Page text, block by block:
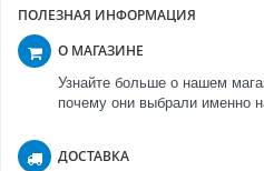
ПОЛЕЗНАЯ ИНФОРМАЦИЯ
О МАГАЗИНЕ
Узнайте больше о нашем
почему они выбрали именно
ДОСТАВКА